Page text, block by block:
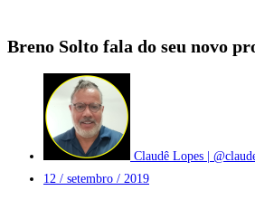
Breno Solto fala do seu novo
Claudê Lopes |
12 / setembro / 2019